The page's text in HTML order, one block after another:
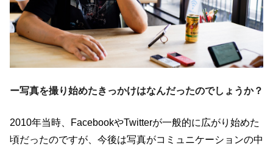
ー写真を撮り始めたきっかけはなんだったのでしょうか？
2010年当時、FacebookやTwitterが一般的に広がり始めた
頃だったのですが、今後は写真がコミュニケーションの中